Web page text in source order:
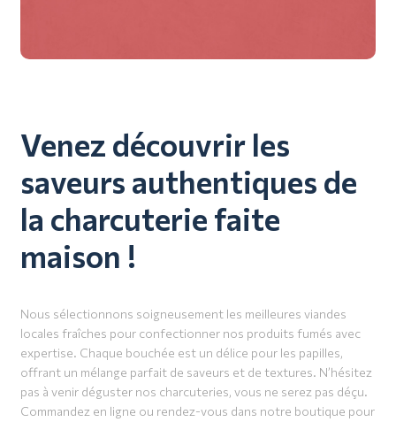
Venez découvrir les
saveurs authentiques de
la charcuterie faite
maison !
Nous sélectionnons soigneusement les meilleures viandes
locales fraîches pour confectionner nos produits fumés avec
expertise. Chaque bouchée est un délice pour les papilles,
offrant un mélange parfait de saveurs et de textures. N’hésitez
pas à venir déguster nos charcuteries, vous ne serez pas déçu.
Commandez en ligne ou rendez-vous dans notre boutique pour